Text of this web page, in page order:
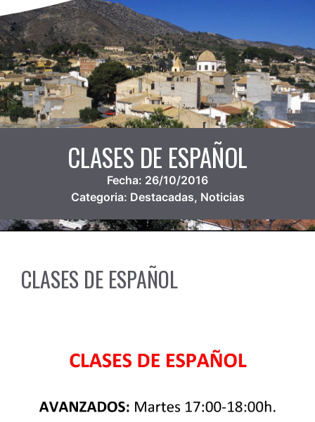
CLASES DE ESPAÑOL
Fecha: 26/10/2016
Categoria: Destacadas, Noticias
CLASES DE ESPAÑOL